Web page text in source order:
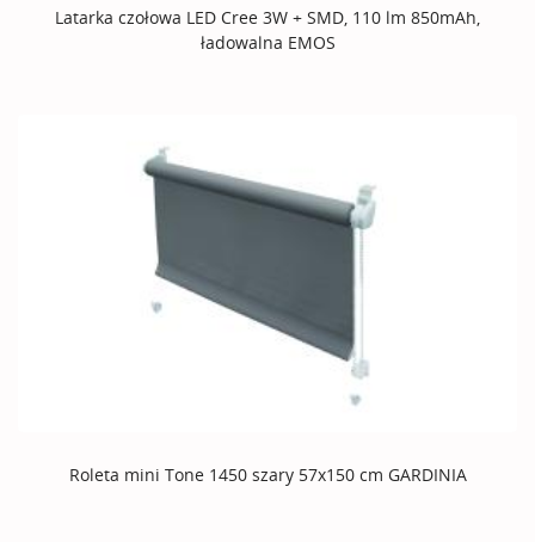
Latarka czołowa LED Cree 3W + SMD, 110 lm 850mAh,
ładowalna EMOS
Roleta mini Tone 1450 szary 57x150 cm GARDINIA